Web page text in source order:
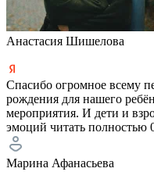
Анастасия Шишелова
Спасибо огромное всему
рождения для нашего
мероприятия. И дети и
эмоций читать полностью
Марина Афанасьева